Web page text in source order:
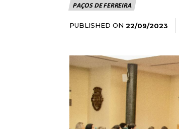
PAÇOS DE FERREIRA
PUBLISHED ON 22/09/2023